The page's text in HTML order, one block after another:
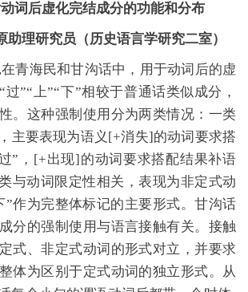
词后虚化完结成分的功能和分布
助理研究员（历史语言学研究二室）
海民和甘沟话中，用于动词后的虚
”“上”“下”相较于普通话类似成分，
。这种强制使用分为两类情况：一类
主要表现为语义[+消失]的动词要求搭
”，[+出现]的动词要求搭配结果补语
与动词限定性相关，表现为非定式动
”作为完整体标记的主要形式。甘沟话
分的强制使用与语言接触有关。接触
式、非定式动词的形式对立，并要求
体为区别于定式动词的独立形式。从